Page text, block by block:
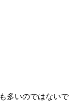
多いのではないで